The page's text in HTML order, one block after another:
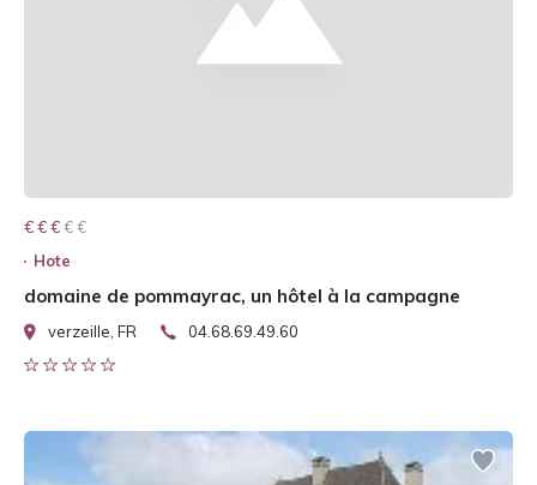
€ € € € €
€ € €
Hote
domaine de pommayrac, un hôtel à la campagne
verzeille, FR 04.68.69.49.60